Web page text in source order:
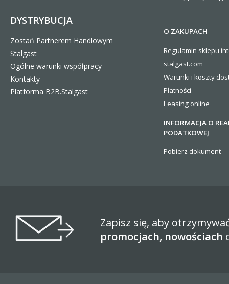
DYSTRYBUCJA
Zostań Partnerem Handlowym
Stalgast
Ogólne warunki współpracy
Kontakty
Platforma B2B.Stalgast
O ZAKUPACH
Regulamin sklepu
stalgast.com
Warunki i koszty
Płatności
Leasing online
INFORMACJA O
PODATKOWEJ
Pobierz dokument
Zapisz się, aby
promocjach, nowościach